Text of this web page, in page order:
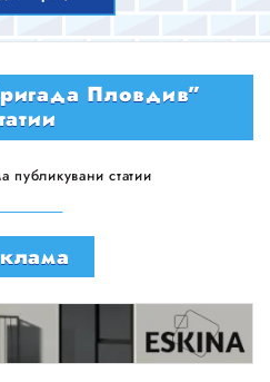
НАС
Пловдив”
публикувани статии